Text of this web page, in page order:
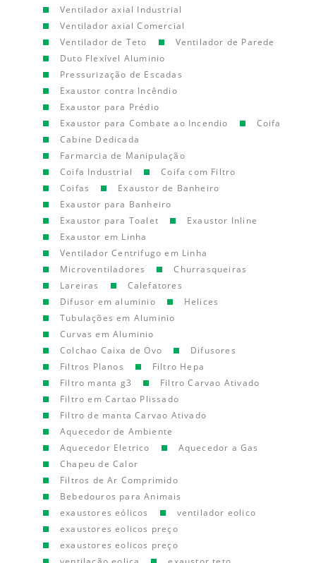
Ventilador axial Industrial
Ventilador axial Comercial
Ventilador de Teto
Ventilador de Parede
Duto Flexível Aluminio
Pressurização de Escadas
Exaustor contra Incêndio
Exaustor para Prédio
Exaustor para Combate ao Incendio
Coifa
Cabine Dedicada
Farmarcia de Manipulação
Coifa Industrial
Coifa com Filtro
Coifas
Exaustor de Banheiro
Exaustor para Banheiro
Exaustor para Toalet
Exaustor Inline
Exaustor em Linha
Ventilador Centrifugo em Linha
Microventiladores
Churrasqueiras
Lareiras
Calefatores
Difusor em aluminio
Helices
Tubulações em Aluminio
Curvas em Aluminio
Colchao Caixa de Ovo
Difusores
Filtros Planos
Filtro Hepa
Filtro manta g3
Filtro Carvao Ativado
Filtro em Cartao Plissado
Filtro de manta Carvao Ativado
Aquecedor de Ambiente
Aquecedor Eletrico
Aquecedor a Gas
Chapeu de Calor
Filtros de Ar Comprimido
Bebedouros para Animais
exaustores eólicos
ventilador eolico
exaustores eolicos preço
exaustores eolicos preço